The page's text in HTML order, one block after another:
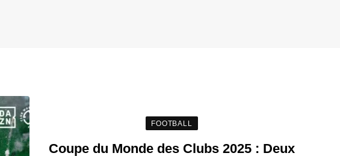
FOOTBALL
Coupe du Monde des Clubs 2025 : Deux